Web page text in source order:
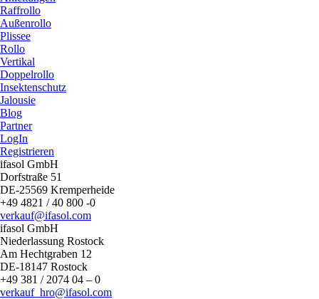
Raffrollo
Außenrollo
Plissee
Rollo
Vertikal
Doppelrollo
Insektenschutz
Jalousie
Blog
Partner
LogIn
Registrieren
ifasol GmbH
Dorfstraße 51
DE-25569 Kremperheide
+49 4821 / 40 800 -0
verkauf@ifasol.com
ifasol GmbH
Niederlassung Rostock
Am Hechtgraben 12
DE-18147 Rostock
+49 381 / 2074 04 – 0
verkauf_hro@ifasol.com